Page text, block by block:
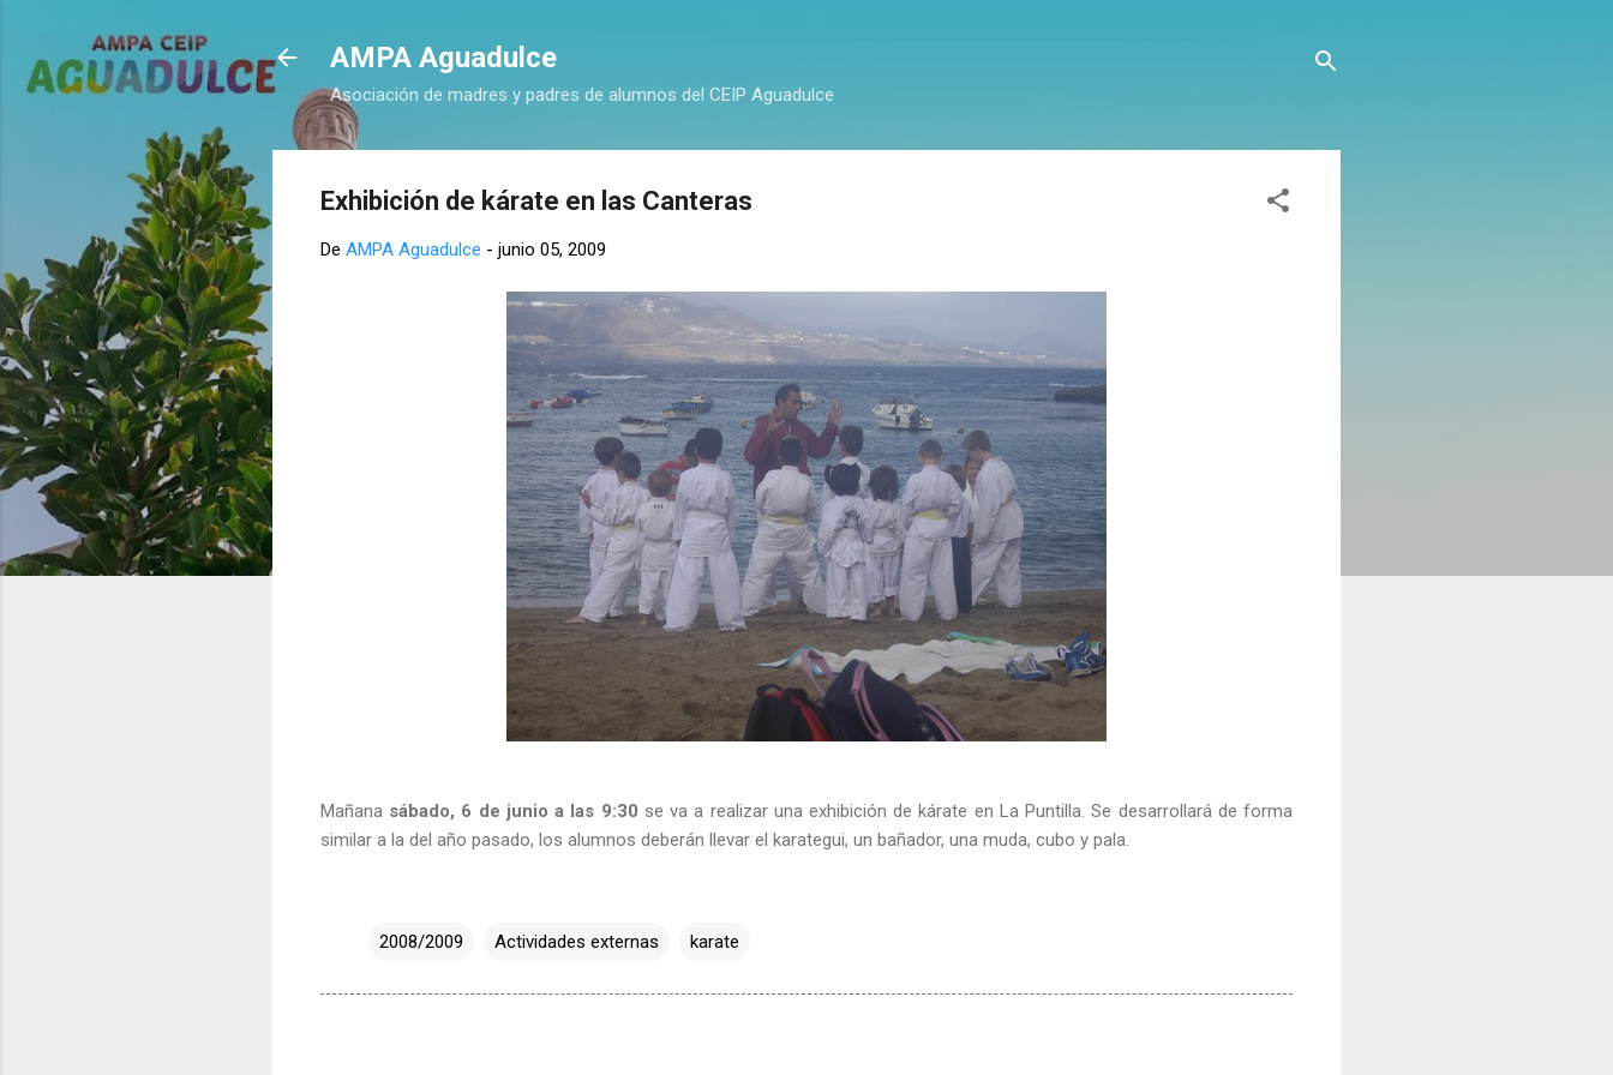
AMPA Aguadulce
Asociación de madres y padres de alumnos del CEIP Aguadulce
Exhibición de kárate en las Canteras
De AMPA Aguadulce - junio 05, 2009
Mañana sábado, 6 de junio a las 9:30 se va a realizar una exhibición de kárate en La Puntilla. Se desarrollará de forma
similar a la del año pasado, los alumnos deberán llevar el karategui, un bañador, una muda, cubo y pala.
2008/2009 Actividades externas karate